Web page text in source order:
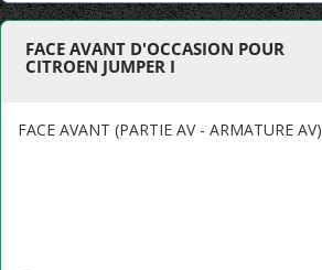
FACE AVANT D'OCCASION POUR
CITROEN JUMPER I
FACE AVANT (PARTIE AV - ARMATURE AV)